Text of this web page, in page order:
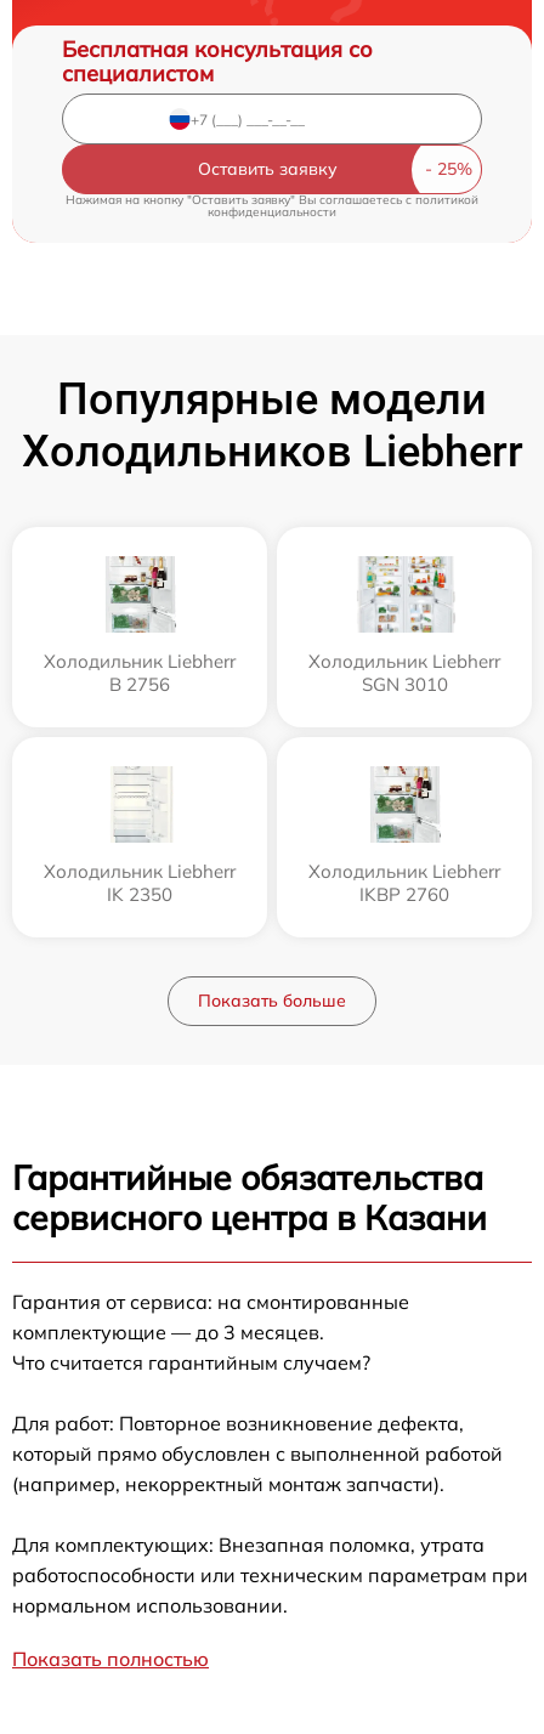
Бесплатная консультация со
специалистом
Оставить заявку
Нажимая на кнопку "Оставить заявку" Вы соглашаетесь cполитикой
конфиденциальности
Популярные модели
Холодильников Liebherr
Холодильник Liebherr
B 2756
Холодильник Liebherr
SGN 3010
Холодильник Liebherr
IK 2350
Холодильник Liebherr
IKBP 2760
Показать больше
Гарантийные обязательства
сервисного центра в Казани
Гарантия от сервиса: на смонтированные
комплектующие — до 3 месяцев.
Что считается гарантийным случаем?
Для работ: Повторное возникновение дефекта,
который прямо обусловлен с выполненной работой
(например, некорректный монтаж запчасти).
Для комплектующих: Внезапная поломка, утрата
работоспособности или техническим параметрам при
нормальном использовании.
Показать полностью